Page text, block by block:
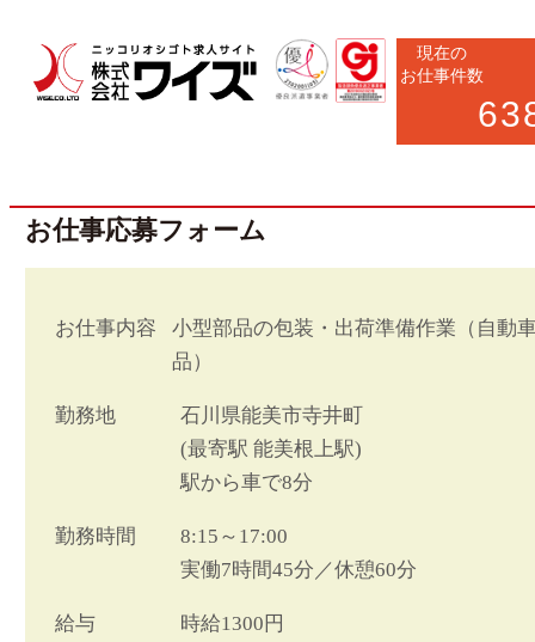
現在の
お仕事件数
お仕事応募フォーム
お仕事内容
小型部品の包装・出荷準備作業（自動
品）
勤務地
石川県能美市寺井町
(最寄駅 能美根上駅)
駅から車で8分
勤務時間
8:15～17:00
実働7時間45分／休憩60分
給与 時給1300円